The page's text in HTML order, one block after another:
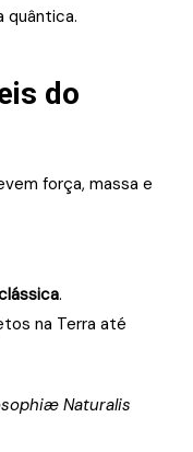
quântica.
do
força, massa e
.
na Terra até
Naturalis